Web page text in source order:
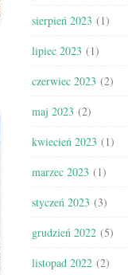
sierpień 2023 (1)
lipiec 2023 (1)
czerwiec 2023 (2)
maj 2023 (2)
kwiecień 2023 (1)
marzec 2023 (1)
styczeń 2023 (3)
grudzień 2022 (5)
listopad 2022 (2)